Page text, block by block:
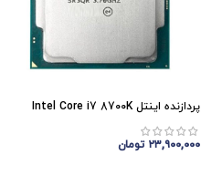
پردازنده اینتل Intel Core i7 8700K
۲۳,۹۰۰,۰۰۰ تومان